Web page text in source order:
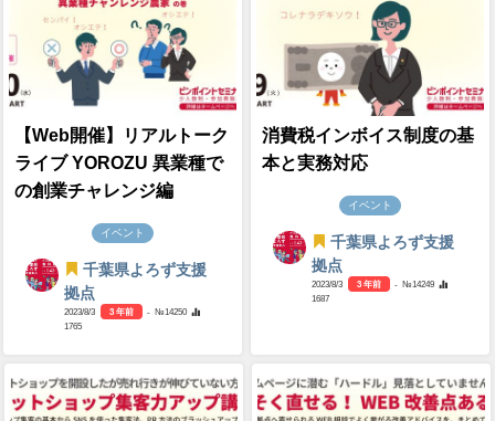
【Web開催】リアルトーク
ライブ YOROZU 異業種で
の創業チャレンジ編
イベント
千葉県よろず支援
拠点
2023/8/3 3 年前
- №14250
1765
消費税インボイス制度の基
本と実務対応
イベント
千葉県よろず支援
拠点
2023/8/3 3 年前
- №14249
1687